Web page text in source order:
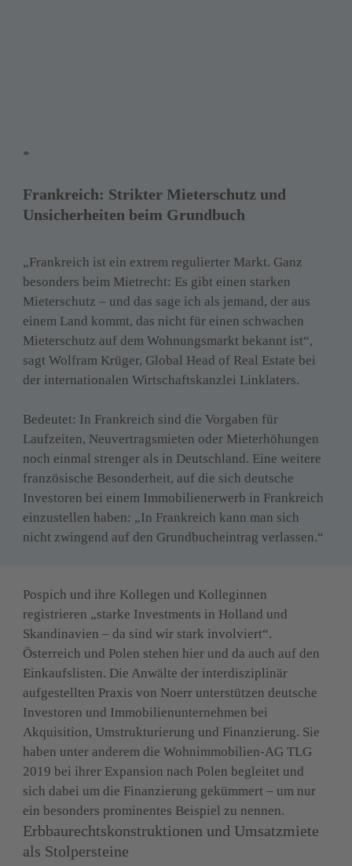
*
Frankreich: Strikter Mieterschutz und
Unsicherheiten beim Grundbuch
„Frankreich ist ein extrem regulierter Markt. Ganz
besonders beim Mietrecht: Es gibt einen starken
Mieterschutz – und das sage ich als jemand, der aus
einem Land kommt, das nicht für einen schwachen
Mieterschutz auf dem Wohnungsmarkt bekannt ist“,
sagt Wolfram Krüger, Global Head of Real Estate bei
der internationalen Wirtschaftskanzlei Linklaters.
Bedeutet: In Frankreich sind die Vorgaben für
Laufzeiten, Neuvertragsmieten oder Mieterhöhungen
noch einmal strenger als in Deutschland. Eine weitere
französische Besonderheit, auf die sich deutsche
Investoren bei einem Immobilienerwerb in Frankreich
einzustellen haben: „In Frankreich kann man sich
nicht zwingend auf den Grundbucheintrag verlassen.“
Pospich und ihre Kollegen und Kolleginnen
registrieren „starke Investments in Holland und
Skandinavien – da sind wir stark involviert“.
Österreich und Polen stehen hier und da auch auf den
Einkaufslisten. Die Anwälte der interdisziplinär
aufgestellten Praxis von Noerr unterstützen deutsche
Investoren und Immobilienunternehmen bei
Akquisition, Umstrukturierung und Finanzierung. Sie
haben unter anderem die Wohnimmobilien-AG TLG
2019 bei ihrer Expansion nach Polen begleitet und
sich dabei um die Finanzierung gekümmert – um nur
ein besonders prominentes Beispiel zu nennen.
Erbbaurechtskonstruktionen und Umsatzmiete
als Stolpersteine